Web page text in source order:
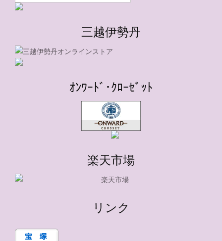
三越伊勢丹
ｵﾝﾜｰﾄﾞ･ｸﾛｰｾﾞｯﾄ
楽天市場
リンク